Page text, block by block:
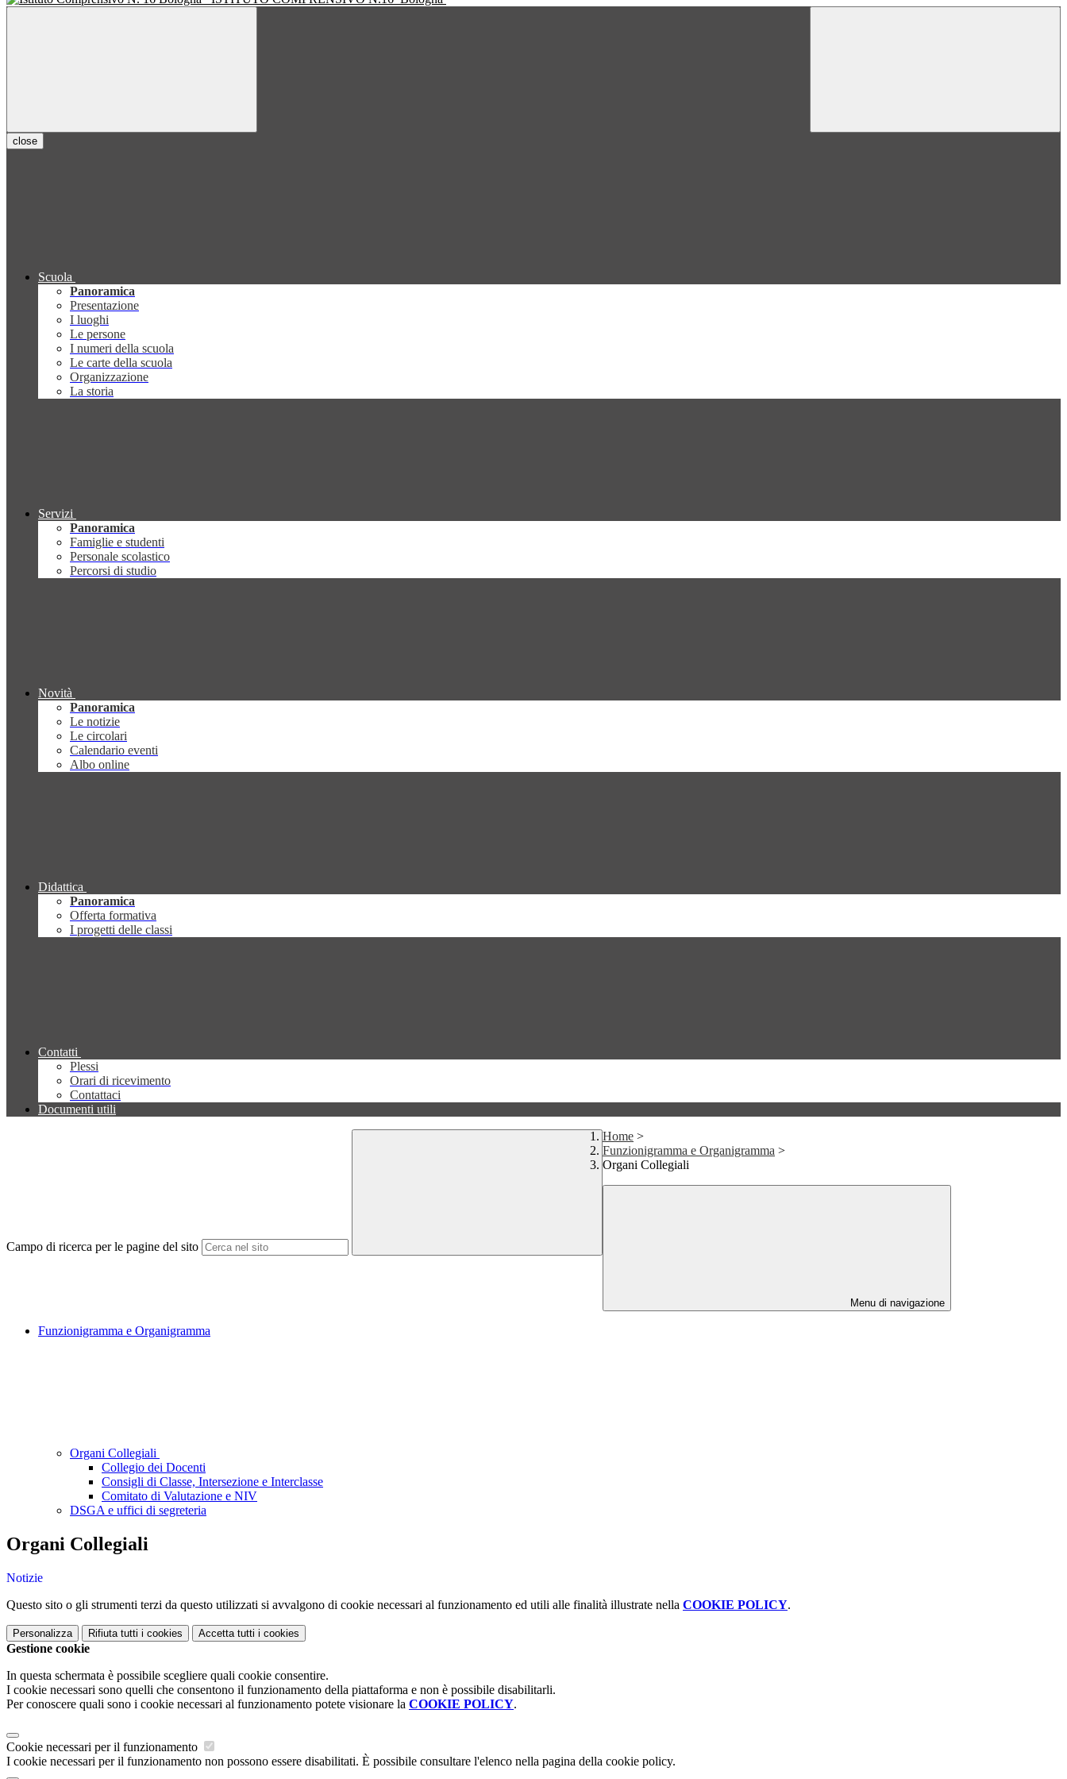
close
Scuola
Panoramica
Presentazione
I luoghi
Le persone
I numeri della scuola
Le carte della scuola
Organizzazione
La storia
Servizi
Panoramica
Famiglie e studenti
Personale scolastico
Percorsi di studio
Novità
Panoramica
Le notizie
Le circolari
Calendario eventi
Albo online
Didattica
Panoramica
Offerta formativa
I progetti delle classi
Contatti
Plessi
Orari di ricevimento
Contattaci
Documenti utili
Campo di ricerca per le pagine del sito
Home >
Funzionigramma e Organigramma >
Organi Collegiali
Menu di navigazione
Funzionigramma e Organigramma
Organi Collegiali
Collegio dei Docenti
Consigli di Classe, Intersezione e Interclasse
Comitato di Valutazione e NIV
DSGA e uffici di segreteria
Organi Collegiali
Notizie
Questo sito o gli strumenti terzi da questo utilizzati si avvalgono di cookie necessari al funzionamento ed utili alle finalità illustrate nella COOKIE POLICY.
Personalizza Rifiuta tutti i cookies Accetta tutti i cookies
Gestione cookie
In questa schermata è possibile scegliere quali cookie consentire.
I cookie necessari sono quelli che consentono il funzionamento della piattaforma e non è possibile disabilitarli.
Per conoscere quali sono i cookie necessari al funzionamento potete visionare la COOKIE POLICY.
Cookie necessari per il funzionamento
I cookie necessari per il funzionamento non possono essere disabilitati. È possibile consultare l'elenco nella pagina della cookie policy.